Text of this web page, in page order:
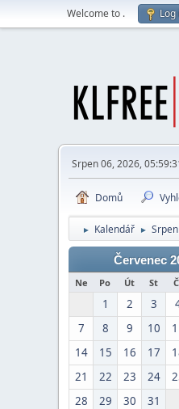
Welcome to . Log
Srpen 06, 2026,
Domů
► Kalendář ►
Červenec
Ne Po Út St
1 2 3
7
8 9 10
14
15 16 17
21
22 23 24
28
29 30 31